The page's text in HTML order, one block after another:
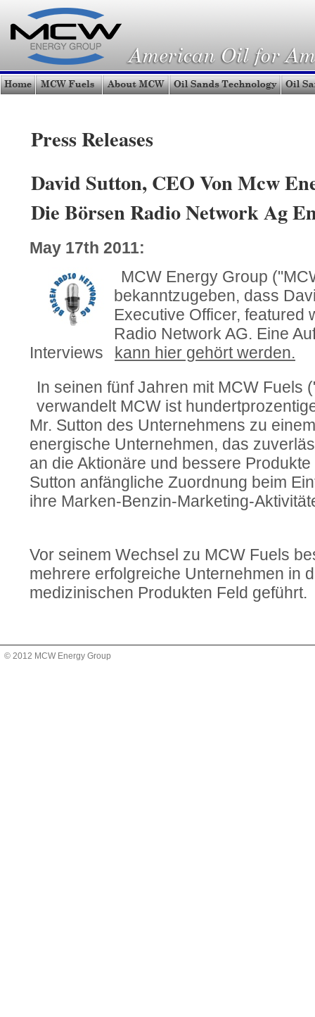
Press Releases
David Sutton, CEO Von Mcw
Die Börsen Radio Network Ag
May 17th 2011:
MCW Energy Group
bekanntzugeben, dass
Executive Officer, featured
Radio Network AG. Eine
Interviews
kann hier gehört werden.
In seinen fünf Jahren mit MCW Fuels
verwandelt MCW ist
Mr. Sutton des Unternehmens zu
energische Unternehmen, das
an die Aktionäre und bessere
Sutton anfängliche Zuordnung beim
ihre Marken-Benzin-Marketing-
Vor seinem Wechsel zu MCW Fuels
mehrere erfolgreiche Unternehmen in
medizinischen Produkten Feld geführt.
© 2012 MCW Energy Group